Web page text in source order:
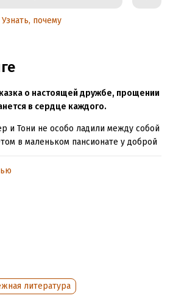
Узнать, почему
о настоящей дружбе, прощении
в сердце каждого.
и Тони не особо ладили между собой
в маленьком пансионате у доброй
отец и наследство, которое они
озера в Техасе, чтобы
воспоминаний, секретов…и
литература